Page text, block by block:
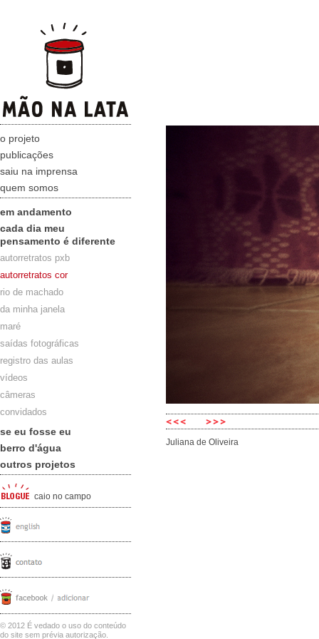
o projeto
publicações
saiu na imprensa
quem somos
em andamento
cada dia meu
pensamento é diferente
autorretratos pxb
autorretratos cor
rio de machado
da minha janela
maré
saídas fotográficas
registro das aulas
vídeos
câmeras
convidados
se eu fosse eu
berro d'água
outros projetos
caio no campo
© 2012 É vedado o uso do conteúdo
do site sem prévia autorização.
Juliana de Oliveira